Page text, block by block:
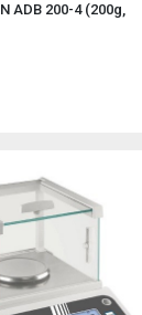
ADB 200-4 (200g,